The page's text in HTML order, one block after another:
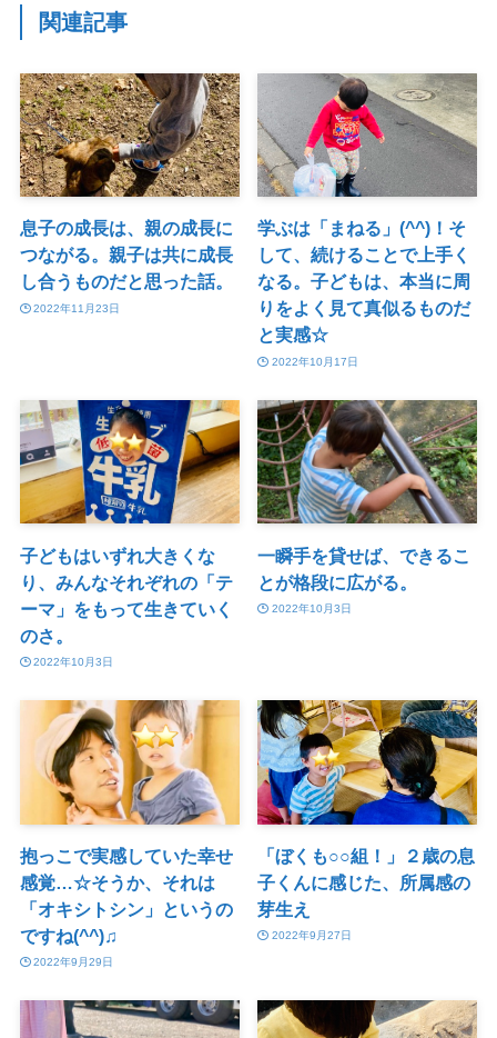
関連記事
息子の成長は、親の成長に
つながる。親子は共に成長
し合うものだと思った話。
2022年11月23日
学ぶは「まねる」(^^)！そ
して、続けることで上手く
なる。子どもは、本当に周
りをよく見て真似るものだ
と実感☆
2022年10月17日
子どもはいずれ大きくな
り、みんなそれぞれの「テ
ーマ」をもって生きていく
のさ。
2022年10月3日
一瞬手を貸せば、できるこ
とが格段に広がる。
2022年10月3日
抱っこで実感していた幸せ
感覚…☆そうか、それは
「オキシトシン」というの
ですね(^^)♫
2022年9月29日
「ぼくも○○組！」２歳の息
子くんに感じた、所属感の
芽生え
2022年9月27日